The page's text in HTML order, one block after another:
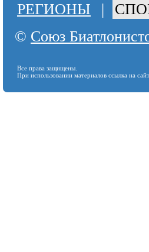
РЕГИОНЫ |
© Союз
Все права защищены.
При использовании материалов ссылка на сайт